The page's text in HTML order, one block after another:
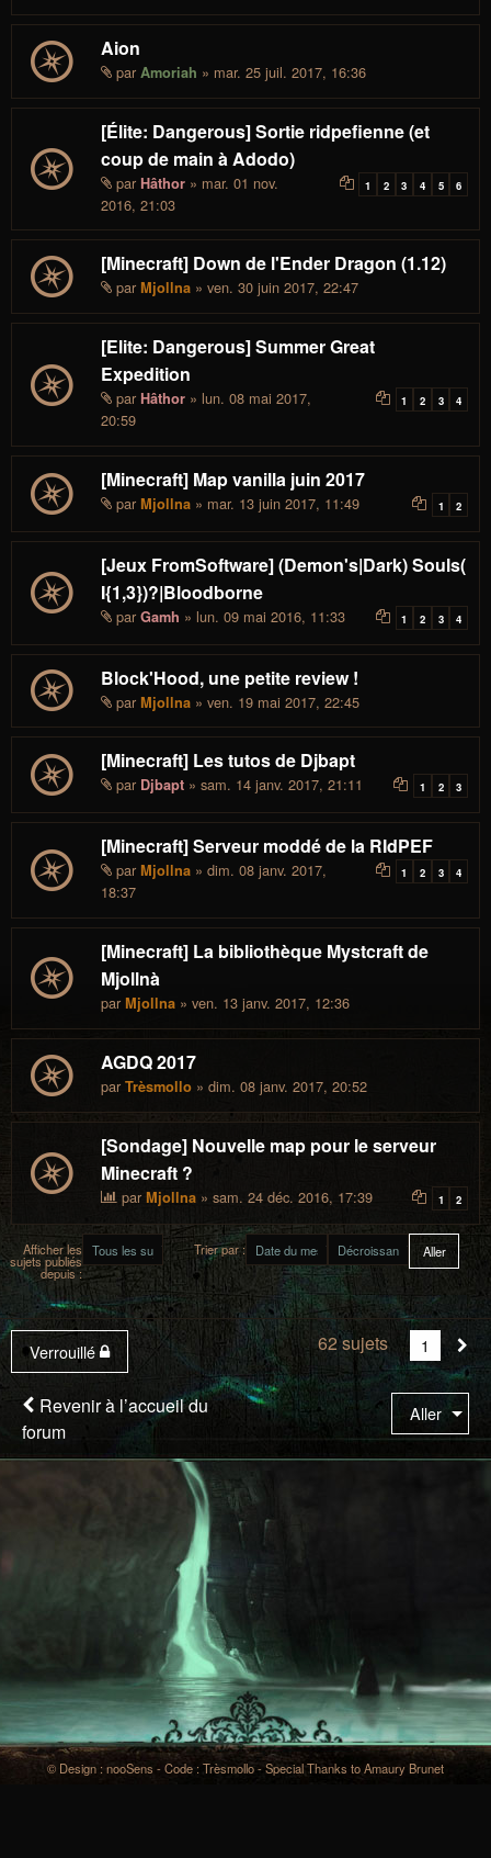
Aion
par Amoriah » mar. 25 juil. 2017, 16:36
[Élite: Dangerous] Sortie ridpefienne (et
coup de main à Adodo)
1 2 3 4 5 6
par Hâthor » mar. 01 nov.
2016, 21:03
[Minecraft] Down de l'Ender Dragon (1.12)
par Mjollna » ven. 30 juin 2017, 22:47
[Elite: Dangerous] Summer Great
Expedition
1 2 3 4
par Hâthor » lun. 08 mai 2017,
20:59
[Minecraft] Map vanilla juin 2017
1 2
par Mjollna » mar. 13 juin 2017, 11:49
[Jeux FromSoftware] (Demon's|Dark) Souls(
I{1,3})?|Bloodborne
1 2 3 4
par Gamh » lun. 09 mai 2016, 11:33
Block'Hood, une petite review !
par Mjollna » ven. 19 mai 2017, 22:45
[Minecraft] Les tutos de Djbapt
1 2 3
par Djbapt » sam. 14 janv. 2017, 21:11
[Minecraft] Serveur moddé de la RIdPEF
1 2 3 4
par Mjollna » dim. 08 janv. 2017,
18:37
[Minecraft] La bibliothèque Mystcraft de
Mjollnà
par Mjollna » ven. 13 janv. 2017, 12:36
AGDQ 2017
par Trèsmollo » dim. 08 janv. 2017, 20:52
[Sondage] Nouvelle map pour le serveur
Minecraft ?
1 2
par Mjollna » sam. 24 déc. 2016, 17:39
Afficher les
sujets publiés
depuis :
Trier par :
Verrouillé 62 sujets
Vous
êtes
à
la
page
1
Revenir à l’accueil du
forum
Aller
© Design : nooSens - Code : Trèsmollo - Special Thanks to Amaury Brunet